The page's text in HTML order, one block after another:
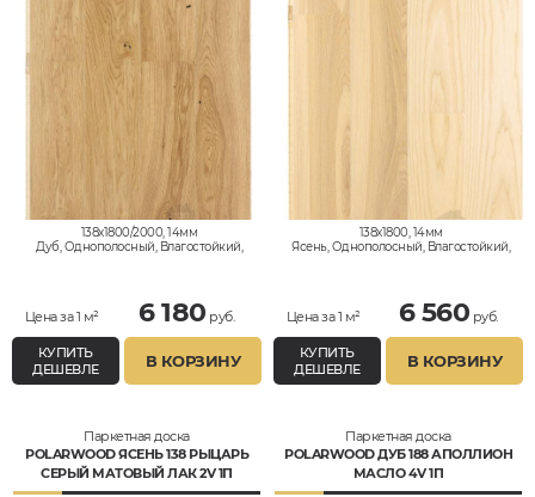
138x1800/2000, 14мм
Дуб, Однополосный, Влагостойкий,
Цена за 1 м² 6 180 руб.
КУПИТЬ
ДЕШЕВЛЕ
В КОРЗИНУ
138x1800, 14мм
Ясень, Однополосный, Влагостойкий,
Цена за 1 м² 6 560 руб.
КУПИТЬ
ДЕШЕВЛЕ
В КОРЗИНУ
Паркетная доска
POLARWOOD ЯСЕНЬ 138 РЫЦАРЬ
СЕРЫЙ МАТОВЫЙ ЛАК 2V 1П
Паркетная доска
POLARWOOD ДУБ 188 АПОЛЛИОН
МАСЛО 4V 1П